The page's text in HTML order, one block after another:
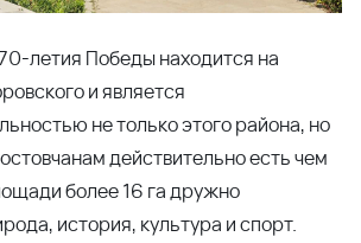
летия Победы находится на
и является
не только этого района, но
действительно есть чем
более 16 га дружно
история, культура и спорт.